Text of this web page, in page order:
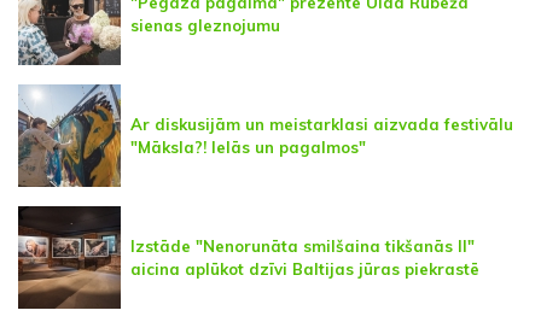
sienas gleznojumu
Ar diskusijām un meistarklasi aizvada festivālu
"Māksla?! Ielās un pagalmos"
Izstāde "Nenorunāta smilšaina tikšanās II"
aicina aplūkot dzīvi Baltijas jūras piekrastē